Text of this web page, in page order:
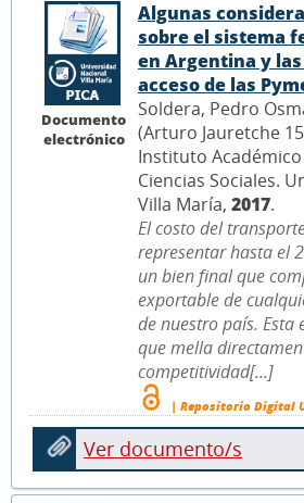
Documento
electrónico
Algunas
sobre el sistema
en Argentina y
acceso de las
Soldera, Pedro
(Arturo Jauretche
Instituto
Ciencias Sociales.
Villa María, 2017.
El costo del
representar hasta el
un bien final que
exportable de
de nuestro país.
que mella
competitividad[...]
| Repositorio Digital
Ver documento/s